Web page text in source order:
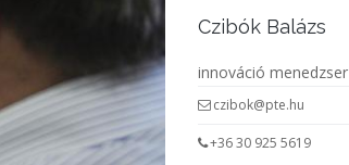
Czibók Balázs
innováció menedzser
czibok@pte.hu
+36 30 925 5619